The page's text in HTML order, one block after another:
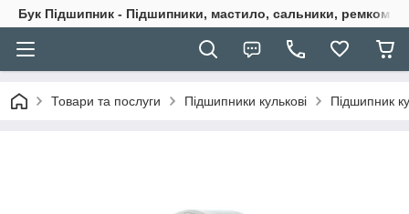
Бук Підшипник - Підшипники, мастило, сальники,
Товари та послуги Підшипники кулькові Підшипник